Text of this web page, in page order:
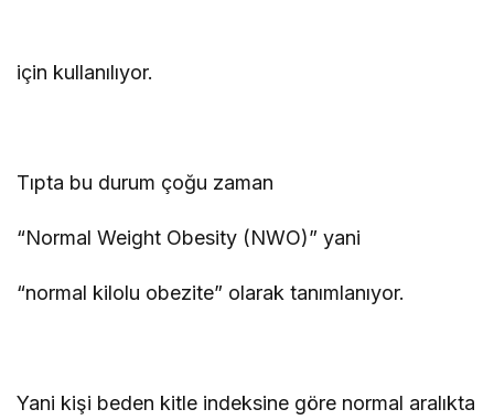
için kullanılıyor.
Tıpta bu durum çoğu zaman
“Normal Weight Obesity (NWO)” yani
“normal kilolu obezite” olarak tanımlanıyor.
Yani kişi beden kitle indeksine göre normal aralıkta